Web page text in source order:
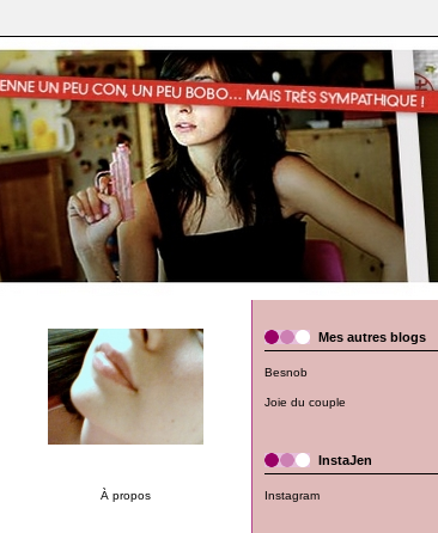
À propos
Mes autres blogs
Besnob
Joie du couple
InstaJen
Instagram